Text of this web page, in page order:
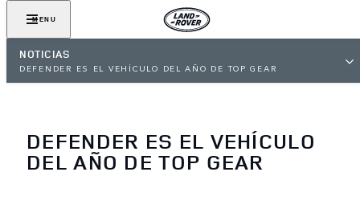
MENU
NOTICIAS
DEFENDER ES EL VEHÍCULO DEL AÑO DE TOP GEAR
DEFENDER ES EL VEHÍCULO
DEL AÑO DE TOP GEAR